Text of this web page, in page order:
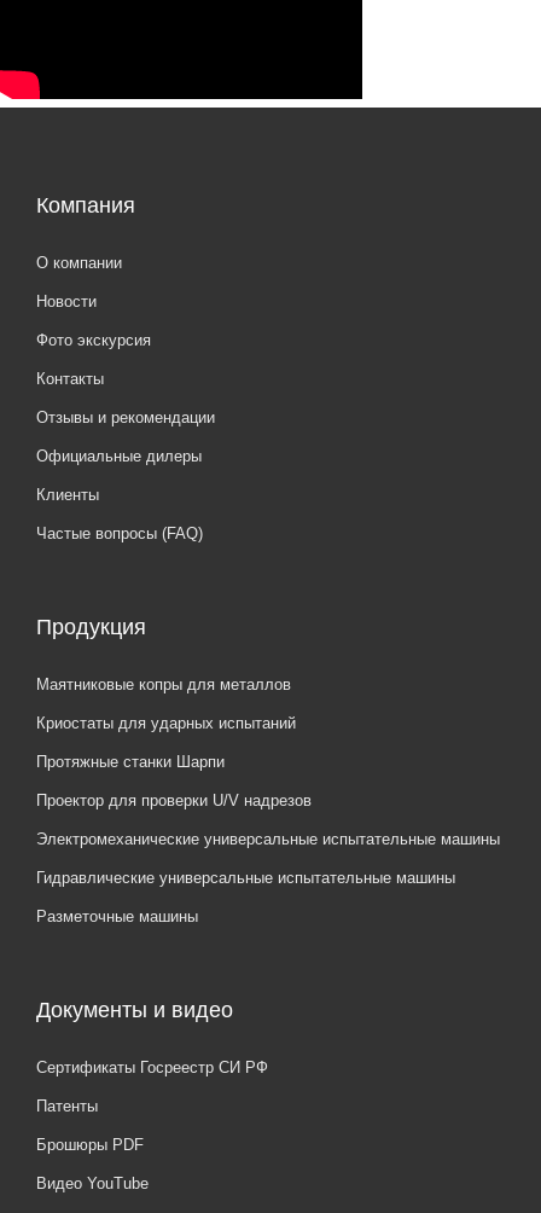
Компания
О компании
Новости
Фото экскурсия
Контакты
Отзывы и рекомендации
Официальные дилеры
Клиенты
Частые вопросы (FAQ)
Продукция
Маятниковые копры для металлов
Криостаты для ударных испытаний
Протяжные станки Шарпи
Проектор для проверки U/V надрезов
Электромеханические универсальные испытательные машины
Гидравлические универсальные испытательные машины
Разметочные машины
Документы и видео
Сертификаты Госреестр СИ РФ
Патенты
Брошюры PDF
Видео YouTube